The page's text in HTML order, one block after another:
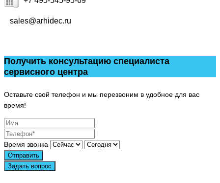
sales@arhidec.ru
Получить консультацию специалиста
сервисного центра
Оставьте свой телефон и мы перезвоним в удобное для вас
время!
Время звонка
Отправить
Задать вопрос